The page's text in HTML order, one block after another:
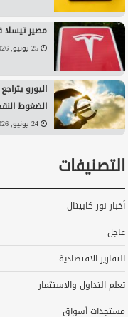
مصير تيسلا
25 يونيو, 2026 8:11 م
اليورو
الضغوط
24 يونيو, 2026 11:28 م
التصنيفات
أخبار نور كابيتال
عاجل
التقارير الاقتصادية
تعلم التداول والاستثمار
مستجدات أسواق